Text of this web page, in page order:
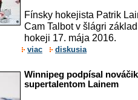
Fínsky hokejista Patrik
Cam Talbot v šlágri
hokeji 17. mája 2016.
viac diskusia
Winnipeg podpísal
supertalentom Lainem